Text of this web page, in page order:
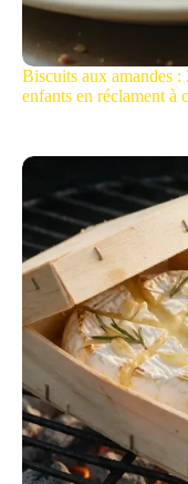
Biscuits aux amandes :
enfants en réclament à